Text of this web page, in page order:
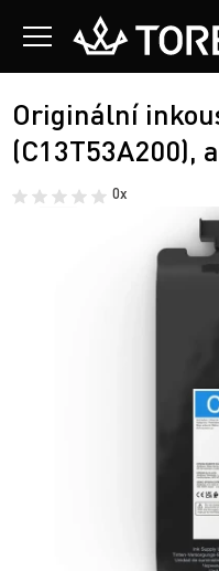
Originální
(C13T53A200),
0x